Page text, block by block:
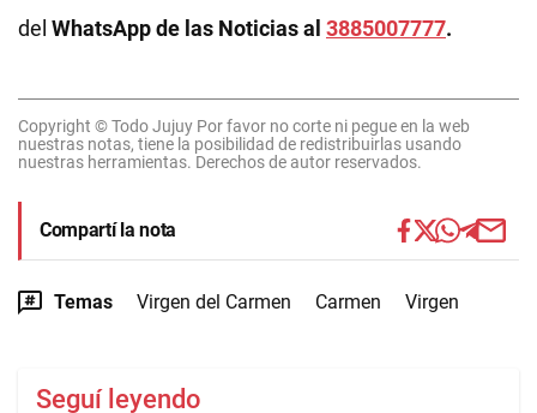
del WhatsApp de las Noticias al 3885007777.
Copyright © Todo Jujuy Por favor no corte ni pegue en la web
nuestras notas, tiene la posibilidad de redistribuirlas usando
nuestras herramientas. Derechos de autor reservados.
Compartí la nota
Temas Virgen del Carmen Carmen Virgen
Seguí leyendo